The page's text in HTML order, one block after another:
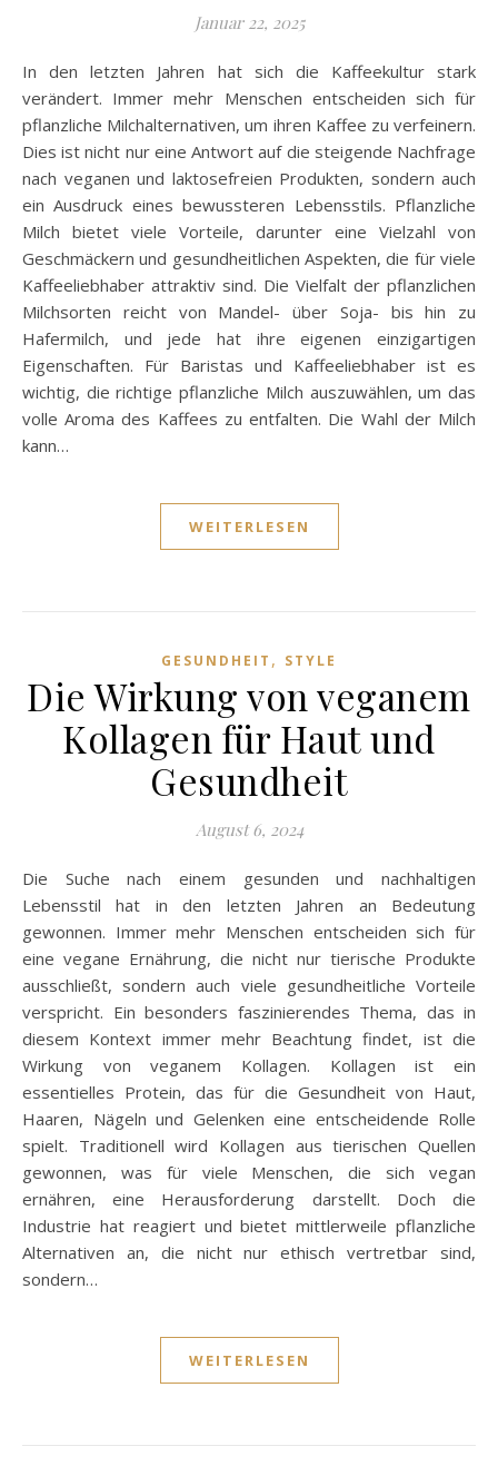
Januar 22, 2025
In den letzten Jahren hat sich die Kaffeekultur stark
verändert. Immer mehr Menschen entscheiden sich für
pflanzliche Milchalternativen, um ihren Kaffee zu verfeinern.
Dies ist nicht nur eine Antwort auf die steigende Nachfrage
nach veganen und laktosefreien Produkten, sondern auch
ein Ausdruck eines bewussteren Lebensstils. Pflanzliche
Milch bietet viele Vorteile, darunter eine Vielzahl von
Geschmäckern und gesundheitlichen Aspekten, die für viele
Kaffeeliebhaber attraktiv sind. Die Vielfalt der pflanzlichen
Milchsorten reicht von Mandel- über Soja- bis hin zu
Hafermilch, und jede hat ihre eigenen einzigartigen
Eigenschaften. Für Baristas und Kaffeeliebhaber ist es
wichtig, die richtige pflanzliche Milch auszuwählen, um das
volle Aroma des Kaffees zu entfalten. Die Wahl der Milch
kann…
WEITERLESEN
GESUNDHEIT , STYLE
Die Wirkung von veganem
Kollagen für Haut und
Gesundheit
August 6, 2024
Die Suche nach einem gesunden und nachhaltigen
Lebensstil hat in den letzten Jahren an Bedeutung
gewonnen. Immer mehr Menschen entscheiden sich für
eine vegane Ernährung, die nicht nur tierische Produkte
ausschließt, sondern auch viele gesundheitliche Vorteile
verspricht. Ein besonders faszinierendes Thema, das in
diesem Kontext immer mehr Beachtung findet, ist die
Wirkung von veganem Kollagen. Kollagen ist ein
essentielles Protein, das für die Gesundheit von Haut,
Haaren, Nägeln und Gelenken eine entscheidende Rolle
spielt. Traditionell wird Kollagen aus tierischen Quellen
gewonnen, was für viele Menschen, die sich vegan
ernähren, eine Herausforderung darstellt. Doch die
Industrie hat reagiert und bietet mittlerweile pflanzliche
Alternativen an, die nicht nur ethisch vertretbar sind,
sondern…
WEITERLESEN